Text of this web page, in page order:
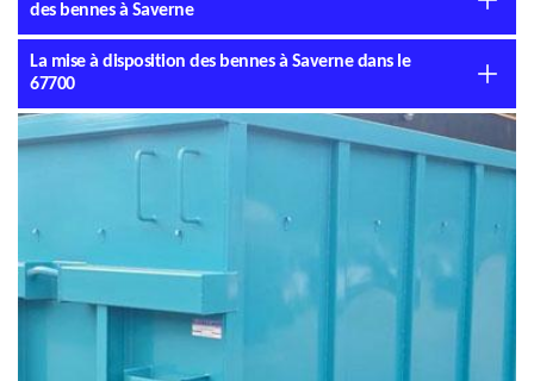
des bennes à Saverne
La mise à disposition des bennes à Saverne dans le
67700